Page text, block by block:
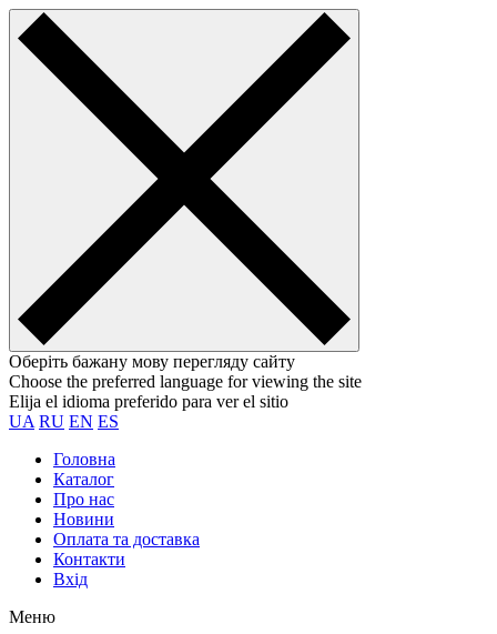
Оберіть бажану мову перегляду сайту
Choose the preferred language for viewing the site
Elija el idioma preferido para ver el sitio
UA RU EN ES
Головна
Каталог
Про нас
Новини
Оплата та доставка
Контакти
Вхiд
Меню